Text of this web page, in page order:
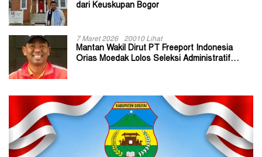
dari Keuskupan Bogor
7 Maret 2026 20010 Lihat
Mantan Wakil Dirut PT Freeport Indonesia
Orias Moedak Lolos Seleksi Administratif